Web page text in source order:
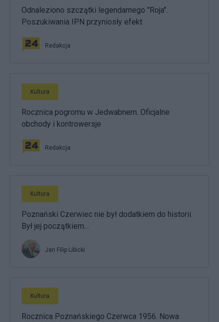
Odnaleziono szczątki legendarnego "Roja".
Poszukiwania IPN przyniosły efekt
Redakcja
Kultura
Rocznica pogromu w Jedwabnem. Oficjalne
obchody i kontrowersje
Redakcja
Kultura
Poznański Czerwiec nie był dodatkiem do historii.
Był jej początkiem…
Jan Filip Libicki
Kultura
Rocznica Poznańskiego Czerwca 1956. Nowa